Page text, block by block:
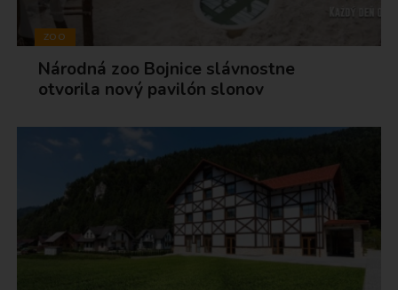
ZOO
Národná zoo Bojnice slávnostne
otvorila nový pavilón slonov